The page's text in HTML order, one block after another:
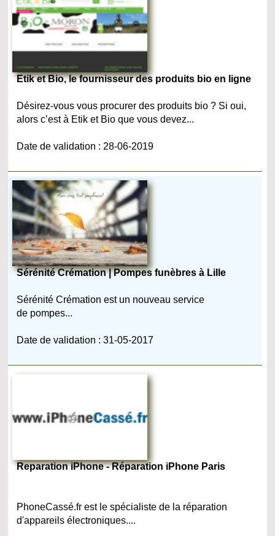
Etik et Bio, le fournisseur des produits bio en ligne
Désirez-vous vous procurer des produits bio ? Si oui,
alors c’est à Etik et Bio que vous devez...
Date de validation : 28-06-2019
Sérénité Crémation | Pompes funèbres à Lille
Sérénité Crémation est un nouveau service
de pompes...
Date de validation : 31-05-2017
Reparation iPhone - Réparation iPhone Paris
PhoneCassé.fr est le spécialiste de la réparation
d'appareils électroniques....